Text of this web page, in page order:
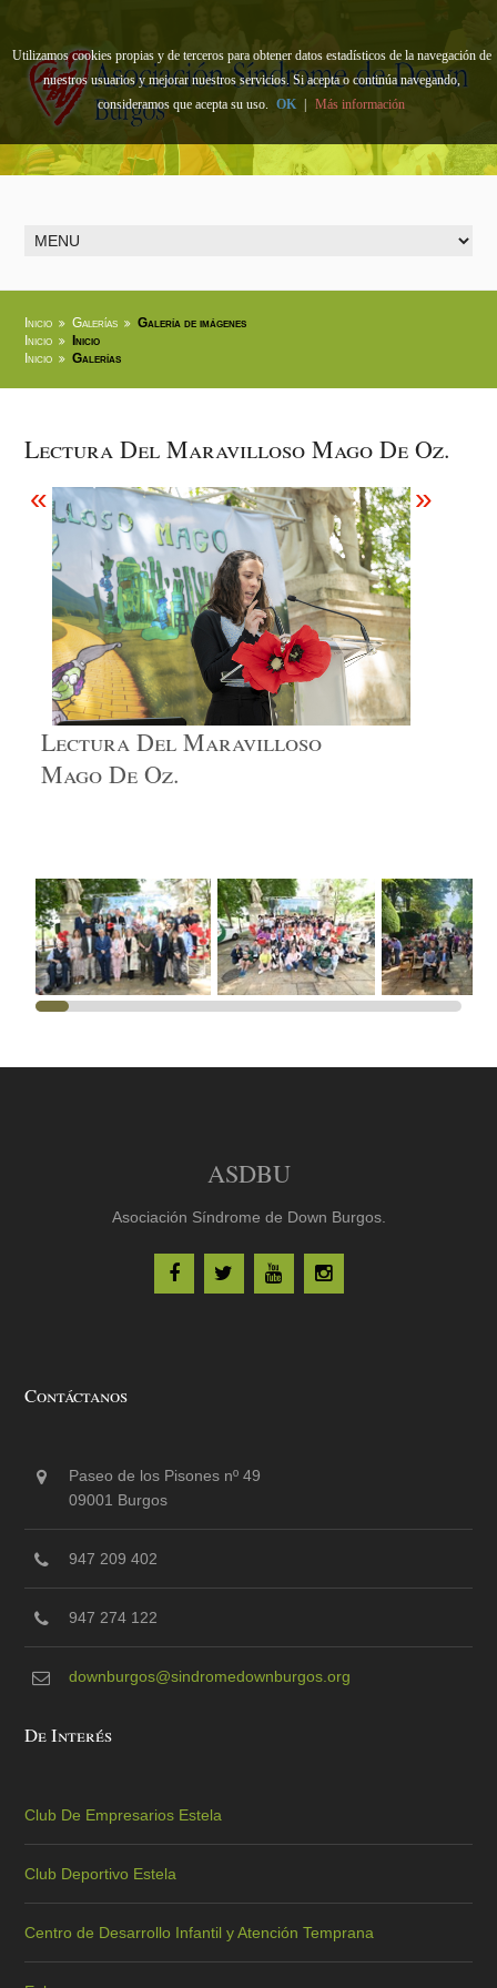
Inicio Galerías
Galería de imágenes
Inicio
Inicio
Inicio
Galerías
Lectura Del Maravilloso Mago De Oz.
« »
Lectura Del Maravilloso
Mago De Oz.
ASDBU
Asociación Síndrome de Down Burgos.
Contáctanos
Paseo de los Pisones nº 49
09001 Burgos
947 209 402
947 274 122
downburgos@sindromedownburgos.org
De Interés
Club De Empresarios Estela
Club Deportivo Estela
Centro de Desarrollo Infantil y Atención Temprana
Utilizamos cookies propias y de terceros para obtener datos estadísticos de la navegación de
nuestros usuarios y mejorar nuestros servicios. Si acepta o continúa navegando,
consideramos que acepta su uso. OK Más información